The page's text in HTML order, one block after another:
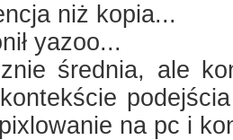
niż kopia...
yazoo...
średnia, ale
na pc i